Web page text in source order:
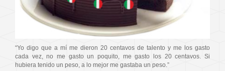
“Yo digo que a mí me dieron 20 centavos de talento y me los gasto
cada vez, no me gasto un poquito, me gasto los 20 centavos. Si
hubiera tenido un peso, a lo mejor me gastaba un peso.”